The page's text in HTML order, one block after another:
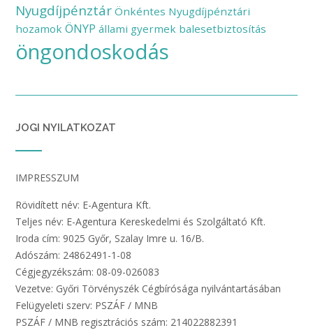
Nyugdíjpénztár Önkéntes Nyugdíjpénztári
hozamok ÖNYP állami gyermek balesetbiztosítás
öngondoskodás
JOGI NYILATKOZAT
IMPRESSZUM
Rövidített név: E-Agentura Kft.
Teljes név: E-Agentura Kereskedelmi és Szolgáltató Kft.
Iroda cím: 9025 Győr, Szalay Imre u. 16/B.
Adószám: 24862491-1-08
Cégjegyzékszám: 08-09-026083
Vezetve: Győri Törvényszék Cégbírósága nyilvántartásában
Felügyeleti szerv: PSZÁF / MNB
PSZÁF / MNB regisztrációs szám: 214022882391